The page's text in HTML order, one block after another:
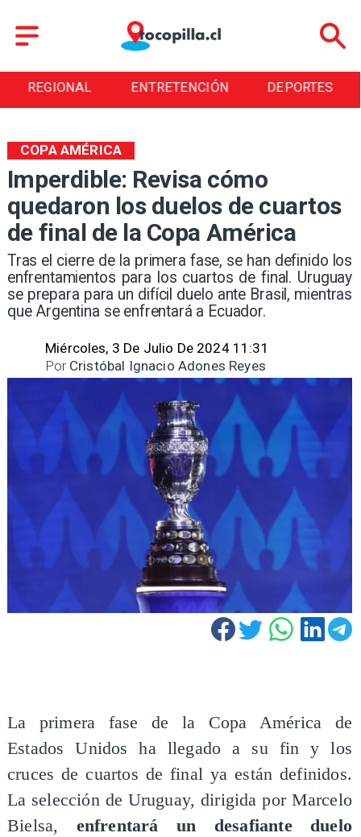
REGIONAL ENTRETENCIÓN DEPORTES
Imperdible: Revisa cómo
quedaron los duelos de cuartos
de final de la Copa América
​Tras el cierre de la primera fase, se han definido los
enfrentamientos para los cuartos de final. Uruguay
se prepara para un difícil duelo ante Brasil, mientras
que Argentina se enfrentará a Ecuador.
COPA AMÉRICA
Miércoles, 3 De Julio De 2024 11:31
Cristóbal Ignacio Adones Reyes
Por
​​La primera fase de la Copa América de
Estados Unidos ha llegado a su fin y los
cruces de cuartos de final ya están definidos.
La selección de Uruguay, dirigida por Marcelo
Bielsa, enfrentará un desafiante duelo